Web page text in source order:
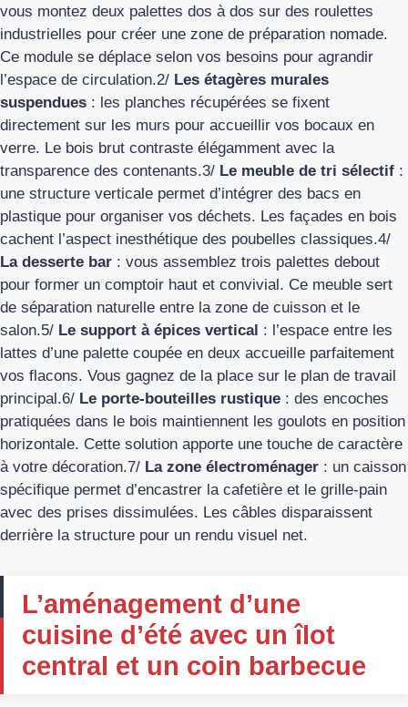
vous montez deux palettes dos à dos sur des roulettes
industrielles pour créer une zone de préparation nomade.
Ce module se déplace selon vos besoins pour agrandir
l’espace de circulation.2/ Les étagères murales
suspendues : les planches récupérées se fixent
directement sur les murs pour accueillir vos bocaux en
verre. Le bois brut contraste élégamment avec la
transparence des contenants.3/ Le meuble de tri sélectif :
une structure verticale permet d’intégrer des bacs en
plastique pour organiser vos déchets. Les façades en bois
cachent l’aspect inesthétique des poubelles classiques.4/
La desserte bar : vous assemblez trois palettes debout
pour former un comptoir haut et convivial. Ce meuble sert
de séparation naturelle entre la zone de cuisson et le
salon.5/ Le support à épices vertical : l’espace entre les
lattes d’une palette coupée en deux accueille parfaitement
vos flacons. Vous gagnez de la place sur le plan de travail
principal.6/ Le porte-bouteilles rustique : des encoches
pratiquées dans le bois maintiennent les goulots en position
horizontale. Cette solution apporte une touche de caractère
à votre décoration.7/ La zone électroménager : un caisson
spécifique permet d’encastrer la cafetière et le grille-pain
avec des prises dissimulées. Les câbles disparaissent
derrière la structure pour un rendu visuel net.
L’aménagement d’une
cuisine d’été avec un îlot
central et un coin barbecue